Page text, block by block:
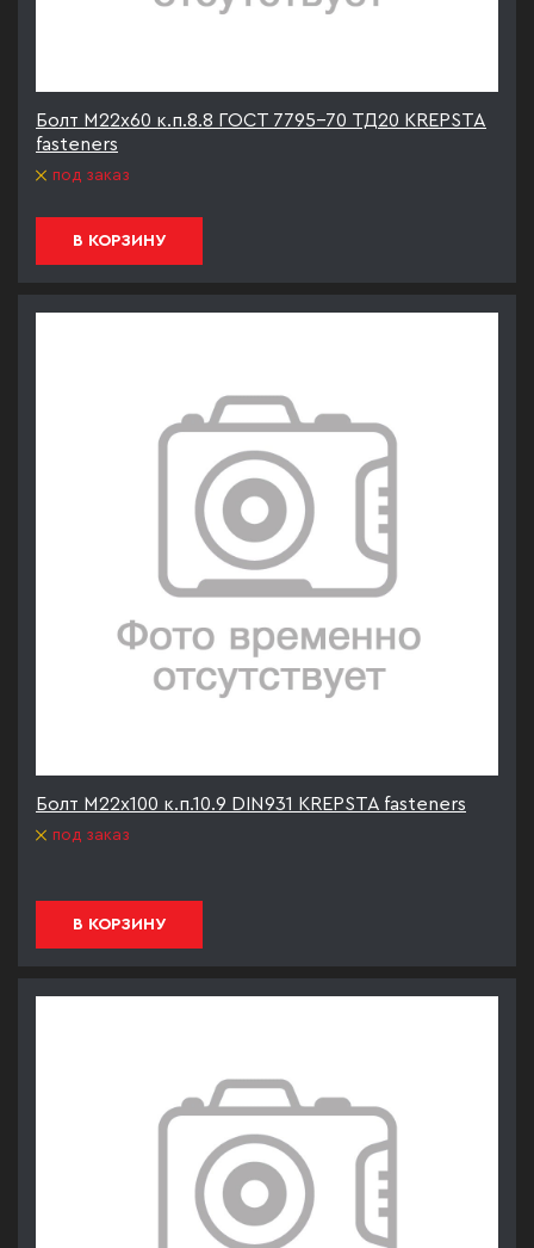
Болт М22х60 к.п.8.8 ГОСТ 7795-70 ТД20 KREPSTA
fasteners
под заказ
В КОРЗИНУ
Болт М22х100 к.п.10.9 DIN931 KREPSTA fasteners
под заказ
В КОРЗИНУ